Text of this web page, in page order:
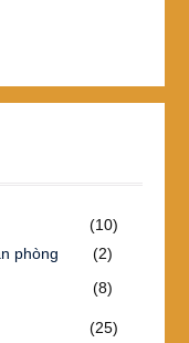
(10)
phòng
(2)
(8)
(25)